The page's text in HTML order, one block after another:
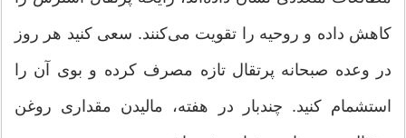
کاهش داده و روحیه را تقویت می‌کنند. سعی کنید هر روز
در وعده صبحانه پرتقال تازه مصرف کرده و بوی آن را
استشمام کنید. چندبار در هفته، مالیدن مقداری روغن